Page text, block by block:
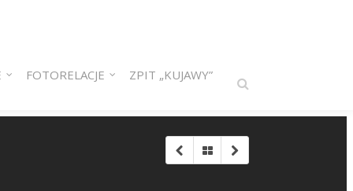
FOTORELACJE ZPIT „KUJAWY”